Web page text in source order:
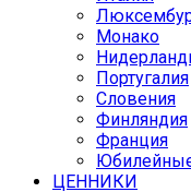
Монако
Португалия
Словения
Финляндия
Франция
ЦЕННИКИ